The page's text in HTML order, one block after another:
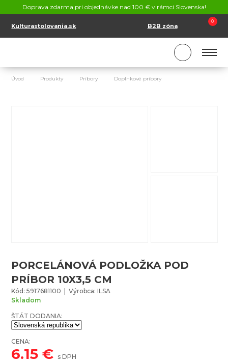
Doprava zdarma pri objednávke nad 100 € v rámci Slovenska!
Kulturastolovania.sk B2B zóna
0
SK
Úvod Produkty Príbory Doplnkové príbory
PORCELÁNOVÁ PODLOŽKA POD
PRÍBOR 10X3,5 CM
Kód: 5917681100 | Výrobca: ILSA
Skladom
ŠTÁT DODANIA:
CENA:
6.15 € s DPH